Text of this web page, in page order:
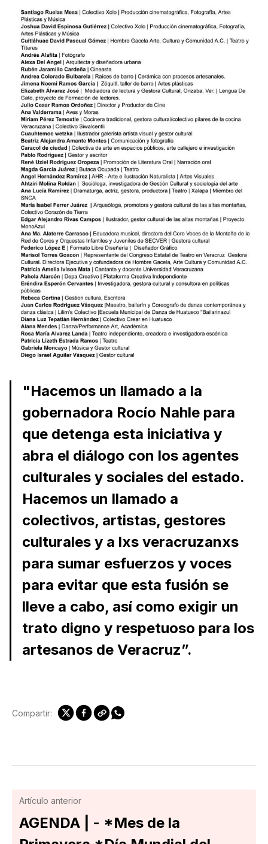
"Hacemos un llamado a la
gobernadora Rocío Nahle para
que detenga esta iniciativa y
abra el diálogo con los agentes
culturales y sociales del estado.
Hacemos un llamado a
colectivos, artistas, gestores
culturales y a lxs veracruzanxs
para sumar esfuerzos y voces
para evitar que esta fusión se
lleve a cabo, así como exigir un
trato digno y respetuoso para los
artesanos de Veracruz”.
Compartir:
Artículo anterior
AGENDA | - *Mes de la